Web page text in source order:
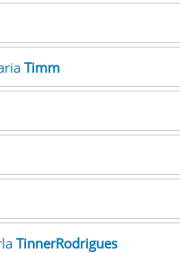
Timm
TinnerRodrigues